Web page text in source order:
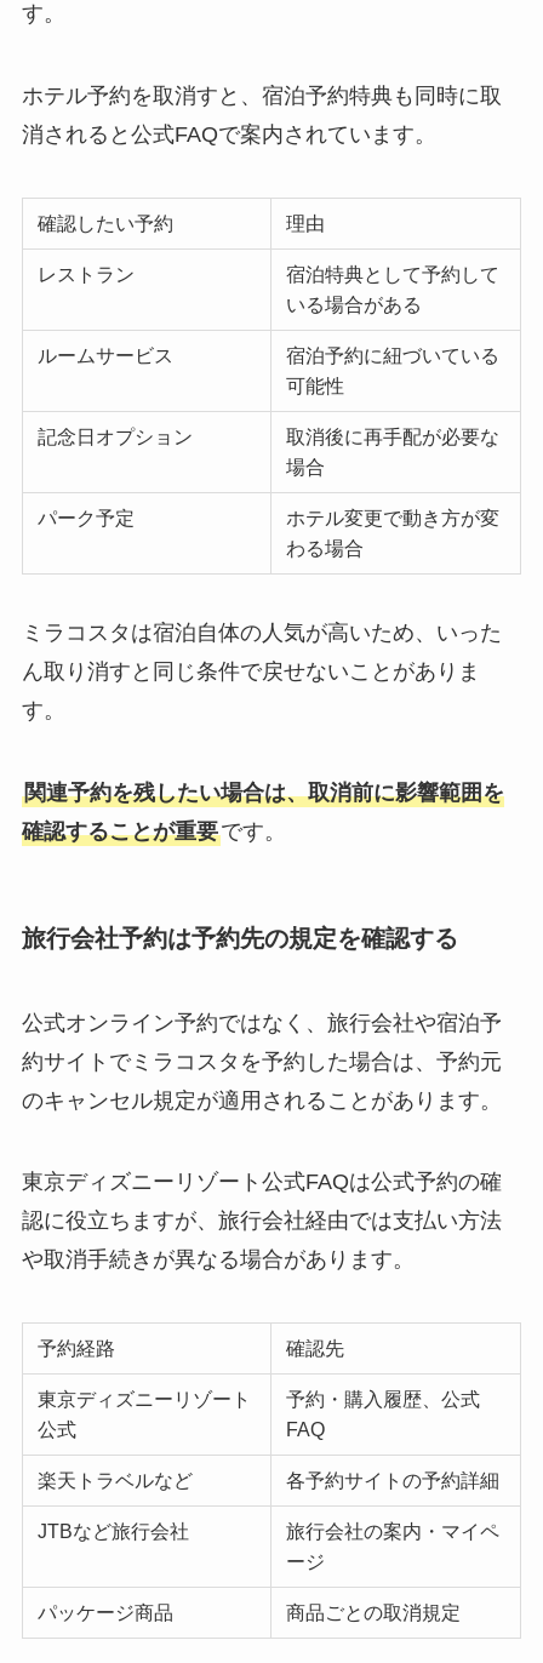
す。
ホテル予約を取消すと、宿泊予約特典も同時に取
消されると公式FAQで案内されています。
確認したい予約 理由
レストラン
宿泊特典として予約して
いる場合がある
ルームサービス
宿泊予約に紐づいている
可能性
記念日オプション
取消後に再手配が必要な
場合
パーク予定
ホテル変更で動き方が変
わる場合
ミラコスタは宿泊自体の人気が高いため、いった
ん取り消すと同じ条件で戻せないことがありま
す。
関連予約を残したい場合は、取消前に影響範囲を
確認することが重要です。
旅行会社予約は予約先の規定を確認する
公式オンライン予約ではなく、旅行会社や宿泊予
約サイトでミラコスタを予約した場合は、予約元
のキャンセル規定が適用されることがあります。
東京ディズニーリゾート公式FAQは公式予約の確
認に役立ちますが、旅行会社経由では支払い方法
や取消手続きが異なる場合があります。
予約経路 確認先
東京ディズニーリゾート
公式
予約・購入履歴、公式
FAQ
楽天トラベルなど 各予約サイトの予約詳細
JTBなど旅行会社
旅行会社の案内・マイペ
ージ
パッケージ商品 商品ごとの取消規定